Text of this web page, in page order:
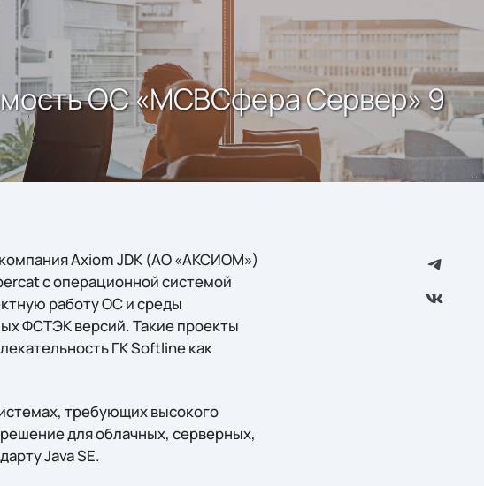
ОС «МСВСфера Сервер» 9
Axiom JDK (АО «АКСИОМ»)
с операционной системой
работу ОС и среды
ФСТЭК версий. Такие проекты
ГК Softline как
требующих высокого
для облачных, серверных,
Java SE.